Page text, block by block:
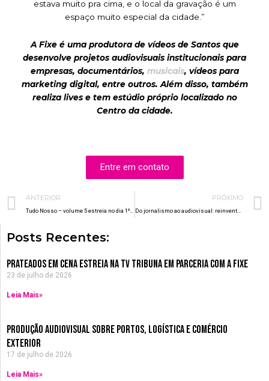
estava muito pra cima, e o local da gravação é um
espaço muito especial da cidade.”
A Fixe é uma produtora de vídeos de Santos que
desenvolve projetos audiovisuais institucionais para
empresas, documentários, musicais, vídeos para
marketing digital, entre outros. Além disso, também
realiza lives e tem estúdio próprio localizado no
Centro da cidade.
Entre em contato
Prev
ANTERIOR PRÓXIMO
Do jornalismo ao audiovisual: reinventar-se é um ato de coragem
Posts Recentes:
Prateados em Cena estreia na TV Tribuna em parceria com a Fixe
23 de julho de 2026
Leia Mais»
Produção Audiovisual sobre Portos, Logística e Comércio
Exterior
17 de julho de 2026
Leia Mais»